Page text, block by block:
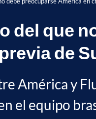
del que
de
América y
el equipo